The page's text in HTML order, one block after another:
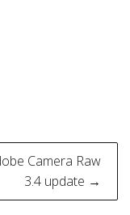
Camera Raw
3.4 update →